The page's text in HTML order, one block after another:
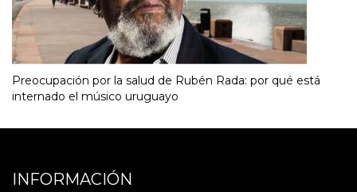
Preocupación por la salud de Rubén Rada: por qué está
internado el músico uruguayo
INFORMACIÓN